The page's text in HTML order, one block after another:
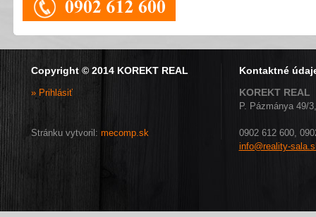
Copyright © 2014 KOREKT REAL
» Prihlásiť
Stránku vytvoril: mecomp.sk
Kontaktné
KOREKT REAL
P. Pázmánya 49/
0902 612 600,
info@reality-